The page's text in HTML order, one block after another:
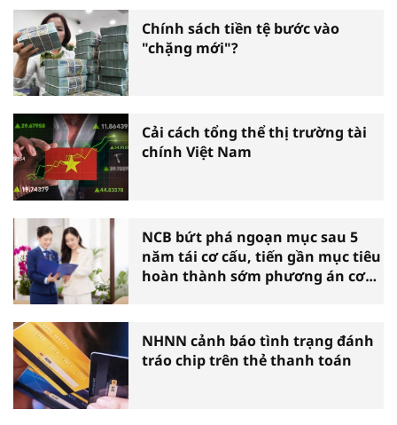
Chính sách tiền tệ bước vào
"chặng mới"?
Cải cách tổng thể thị trường tài
chính Việt Nam
NCB bứt phá ngoạn mục sau 5
năm tái cơ cấu, tiến gần mục tiêu
hoàn thành sớm phương án cơ
NHNN cảnh báo tình trạng đánh
tráo chip trên thẻ thanh toán